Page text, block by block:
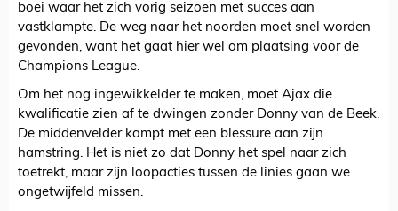
boei waar het zich vorig seizoen met succes aan
vastklampte. De weg naar het noorden moet snel worden
gevonden, want het gaat hier wel om plaatsing voor de
Champions League.
Om het nog ingewikkelder te maken, moet Ajax die
kwalificatie zien af te dwingen zonder Donny van de Beek.
De middenvelder kampt met een blessure aan zijn
hamstring. Het is niet zo dat Donny het spel naar zich
toetrekt, maar zijn loopacties tussen de linies gaan we
ongetwijfeld missen.